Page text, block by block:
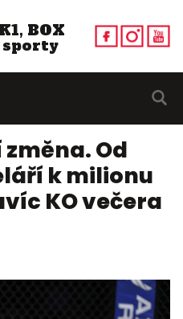
BOX
sporty
Od
k milionu
KO večera